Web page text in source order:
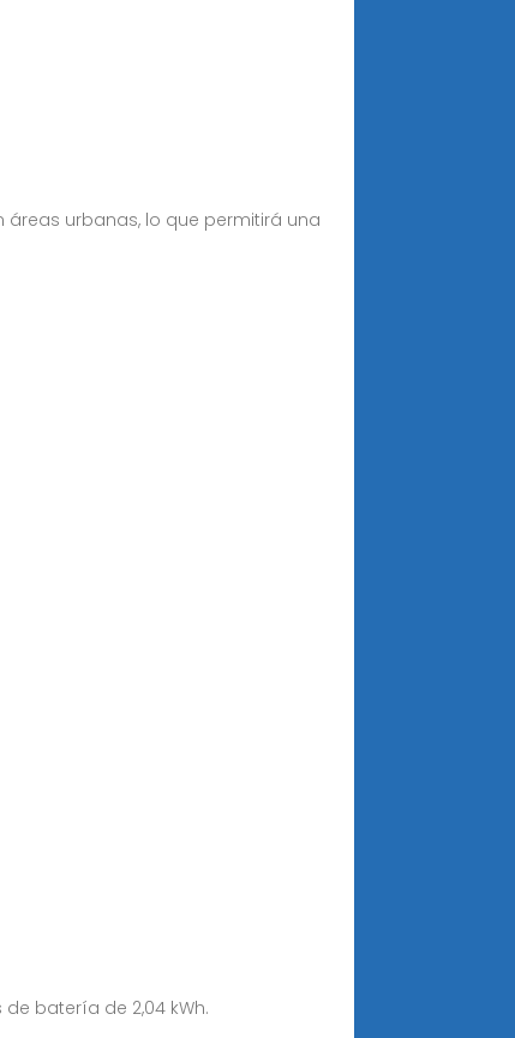
urbanas, lo que permitirá una
de batería de 2,04 kWh.